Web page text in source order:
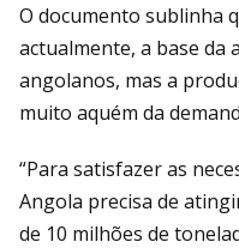
O documento sublinha
actualmente, a base da
angolanos, mas a
muito aquém da
“Para satisfazer as
Angola precisa de
de 10 milhões de